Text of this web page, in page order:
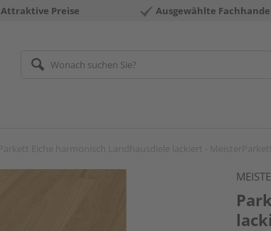
Attraktive Preise Ausgewählte